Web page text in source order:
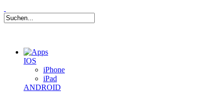
IOS
iPhone
iPad
ANDROID